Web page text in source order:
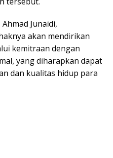
Junaidi,
akan mendirikan
kemitraan dengan
yang diharapkan dapat
dan kualitas hidup para